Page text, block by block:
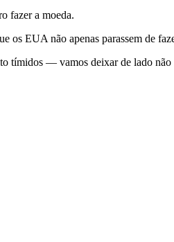
fazer a moeda.
EUA não apenas parassem de
— vamos deixar de lado não